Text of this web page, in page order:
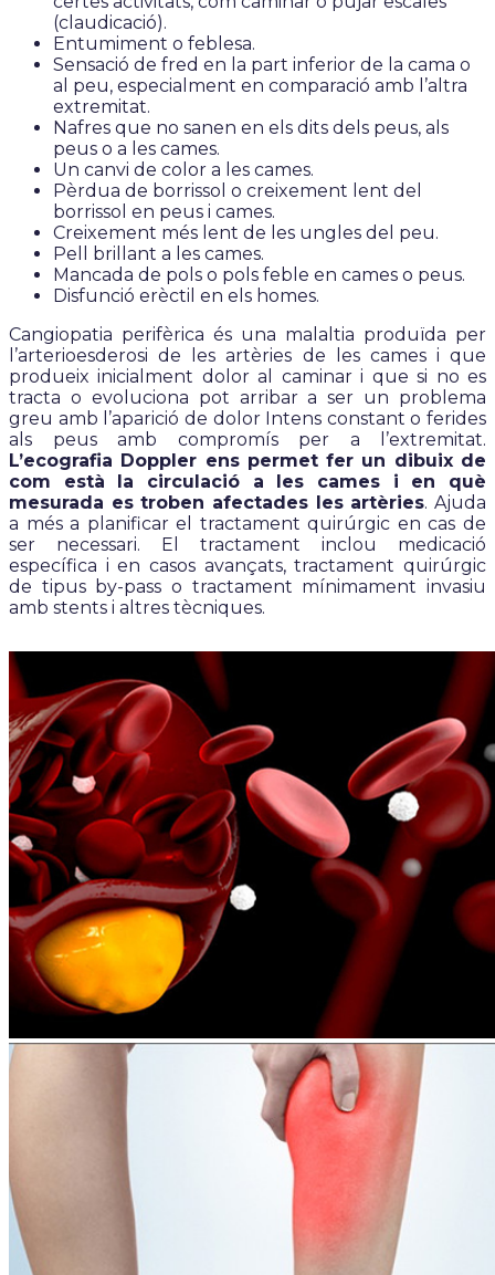
(claudicació).
Entumiment o feblesa.
Sensació de fred en la part inferior de la cama o
al peu, especialment en comparació amb l’altra
extremitat.
Nafres que no sanen en els dits dels peus, als
peus o a les cames.
Un canvi de color a les cames.
Pèrdua de borrissol o creixement lent del
borrissol en peus i cames.
Creixement més lent de les ungles del peu.
Pell brillant a les cames.
Mancada de pols o pols feble en cames o peus.
Disfunció erèctil en els homes.
Cangiopatia perifèrica és una malaltia produïda per
l’arterioesderosi de les artèries de les cames i que
produeix inicialment dolor al caminar i que si no es
tracta o evoluciona pot arribar a ser un problema
greu amb l’aparició de dolor Intens constant o ferides
als peus amb compromís per a l’extremitat.
L’ecografia Doppler ens permet fer un dibuix de
com està la circulació a les cames i en què
mesurada es troben afectades les artèries. Ajuda
a més a planificar el tractament quirúrgic en cas de
ser necessari. El tractament inclou medicació
específica i en casos avançats, tractament quirúrgic
de tipus by-pass o tractament mínimament invasiu
amb stents i altres tècniques.